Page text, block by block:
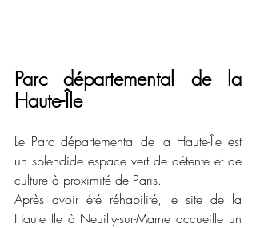
Parc départemental de la
Haute-Île
Le Parc départemental de la Haute-Île est
un splendide espace vert de détente et de
culture à proximité de Paris.
Après avoir été réhabilité, le site de la
Haute Ile à Neuilly-sur-Marne accueille un